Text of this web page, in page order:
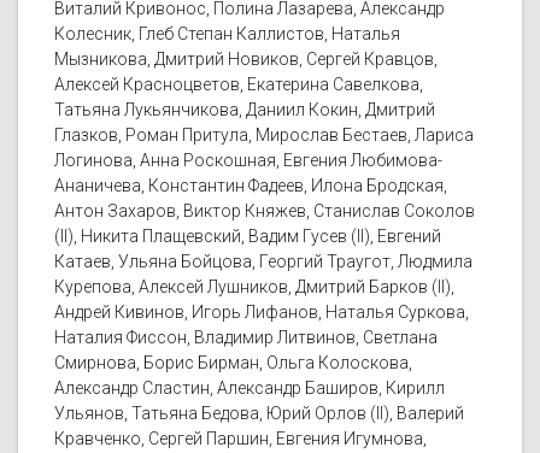
Виталий Кривонос, Полина Лазарева, Александр
Колесник, Глеб Степан Каллистов, Наталья
Мызникова, Дмитрий Новиков, Сергей Кравцов,
Алексей Красноцветов, Екатерина Савелкова,
Татьяна Лукьянчикова, Даниил Кокин, Дмитрий
Глазков, Роман Притула, Мирослав Бестаев, Лариса
Логинова, Анна Роскошная, Евгения Любимова-
Ананичева, Константин Фадеев, Илона Бродская,
Антон Захаров, Виктор Княжев, Станислав Соколов
(II), Никита Плащевский, Вадим Гусев (II), Евгений
Катаев, Ульяна Бойцова, Георгий Траугот, Людмила
Курепова, Алексей Лушников, Дмитрий Барков (II),
Андрей Кивинов, Игорь Лифанов, Наталья Суркова,
Наталия Фиссон, Владимир Литвинов, Светлана
Смирнова, Борис Бирман, Ольга Колоскова,
Александр Сластин, Александр Баширов, Кирилл
Ульянов, Татьяна Бедова, Юрий Орлов (II), Валерий
Кравченко, Сергей Паршин, Евгения Игумнова,